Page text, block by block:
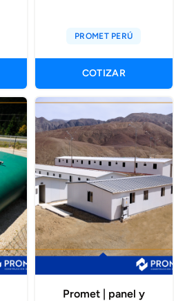
PROMET PERÚ
COTIZAR
Promet | panel y